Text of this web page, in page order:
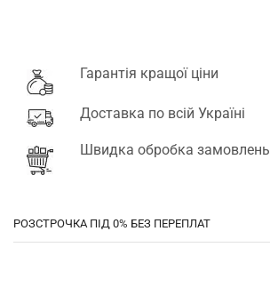
Гарантія кращої ціни
Доставка по всій Україні
Швидка обробка замовлень
РОЗСТРОЧКА ПІД 0% БЕЗ ПЕРЕПЛАТ